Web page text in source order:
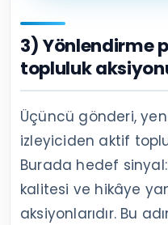
3) Yönlendirme
topluluk
Üçüncü gönderi,
izleyiciden aktif
Burada hedef sinyal:
kalitesi ve hikâye
aksiyonlarıdır. Bu